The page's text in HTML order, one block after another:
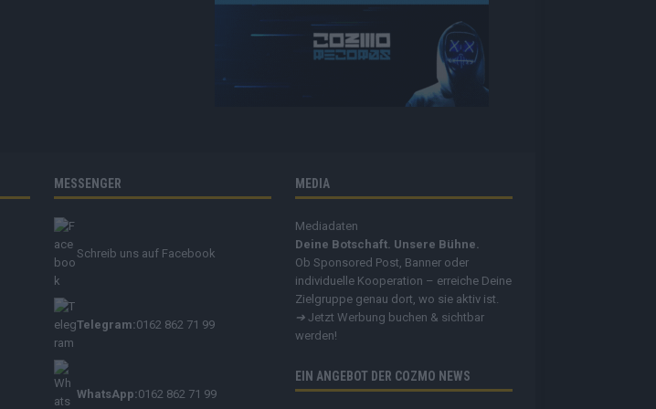
MESSENGER
Schreib uns auf Facebook
Telegram:0162 862 71 99
WhatsApp:0162 862 71 99
MEDIA
Mediadaten
Deine Botschaft. Unsere Bühne.
Ob Sponsored Post, Banner oder
individuelle Kooperation – erreiche Deine
Zielgruppe genau dort, wo sie aktiv ist.
➔ Jetzt Werbung buchen & sichtbar
werden!
EIN ANGEBOT DER COZMO NEWS